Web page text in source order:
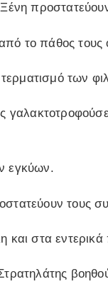
το πάθος τους
των
εγκύων.
τους
και στα